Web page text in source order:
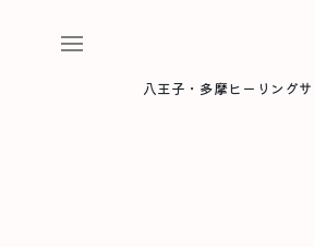
八王子・多摩ヒーリング